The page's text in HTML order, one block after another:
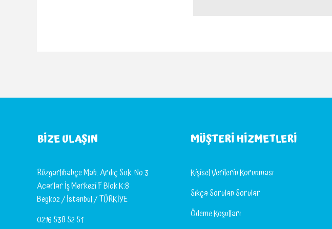
BIZE ULAŞIN
Rüzgarlıbahçe Mah. Ardıç Sok. No:3
Acarlar İş Merkezi F Blok K:8
Beykoz / İstanbul / TÜRKİYE
0216 538 52 51
MÜŞTERI HIZMETLERI
Kişisel Verilerin Korunması
Sıkça Sorulan Sorular
Ödeme Koşulları